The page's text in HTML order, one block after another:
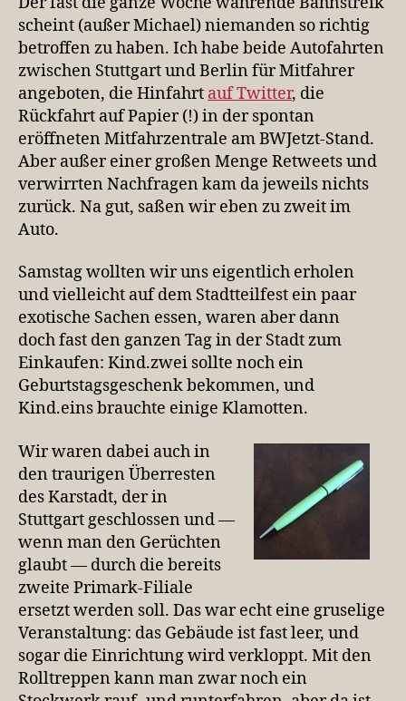
scheint (außer Michael) niemanden so richtig
betroffen zu haben. Ich habe beide Autofahrten
zwischen Stuttgart und Berlin für Mitfahrer
angeboten, die Hinfahrt auf Twitter, die
Rückfahrt auf Papier (!) in der spontan
eröffneten Mitfahrzentrale am BWJetzt-Stand.
Aber außer einer großen Menge Retweets und
verwirrten Nachfragen kam da jeweils nichts
zurück. Na gut, saßen wir eben zu zweit im
Auto.
Samstag wollten wir uns eigentlich erholen
und vielleicht auf dem Stadtteilfest ein paar
exotische Sachen essen, waren aber dann
doch fast den ganzen Tag in der Stadt zum
Einkaufen: Kind.zwei sollte noch ein
Geburtstagsgeschenk bekommen, und
Kind.eins brauchte einige Klamotten.
Wir waren dabei auch in
den traurigen Überresten
des Karstadt, der in
Stuttgart geschlossen und —
wenn man den Gerüchten
glaubt — durch die bereits
zweite Primark-Filiale
ersetzt werden soll. Das war echt eine gruselige
Veranstaltung: das Gebäude ist fast leer, und
sogar die Einrichtung wird verkloppt. Mit den
Rolltreppen kann man zwar noch ein